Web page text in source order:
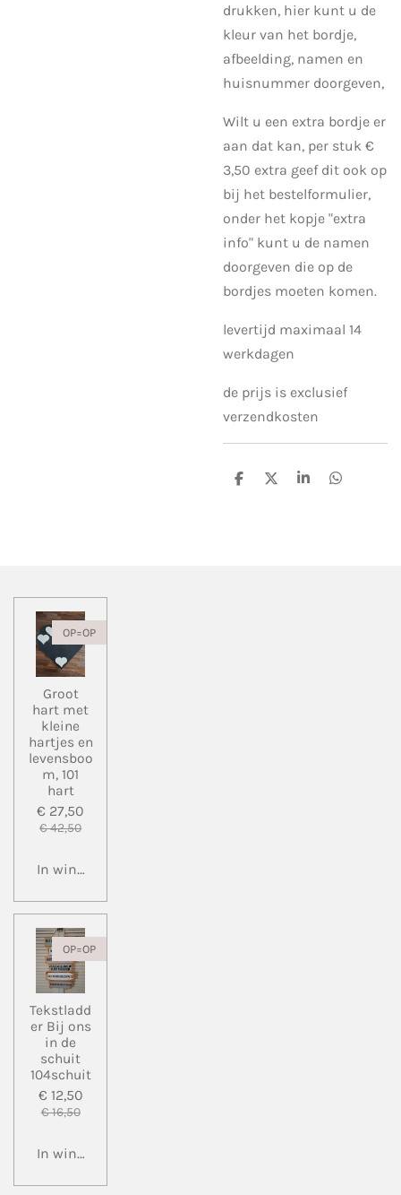
drukken, hier kunt u de
kleur van het bordje,
afbeelding, namen en
huisnummer doorgeven,
Wilt u een extra bordje er
aan dat kan, per stuk €
3,50 extra geef dit ook op
bij het bestelformulier,
onder het kopje "extra
info" kunt u de namen
doorgeven die op de
bordjes moeten komen.
levertijd maximaal 14
werkdagen
de prijs is exclusief
verzendkosten
D
D
S
D
OP=OP
Groot
hart met
kleine
hartjes en
levensboo
m, 101
hart
€ 27,50
€ 42,50
In winkelwagen
OP=OP
Tekstladd
er Bij ons
in de
schuit
104schuit
€ 12,50
€ 16,50
In winkelwagen